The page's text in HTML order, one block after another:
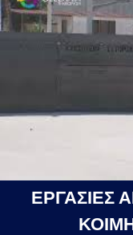
ΕΡΓΑΣΙΕΣ